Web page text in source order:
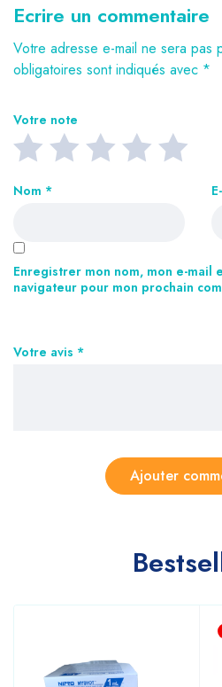
Ecrire un commentaire
Votre adresse e-mail ne sera pas
obligatoires sont indiqués avec *
Votre note
Votre avis *
Nom *
Enregistrer mon nom, mon e-mail
navigateur pour mon prochain